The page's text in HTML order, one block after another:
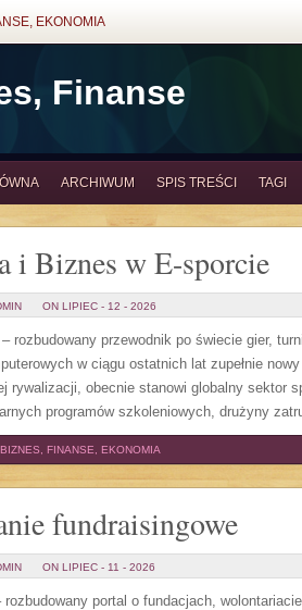
EKONOMIA
Finanse
ARCHIWUM SPIS TREŚCI TAGI
i Biznes w E-sporcie
ON LIPIEC - 12 - 2026
– rozbudowany przewodnik po świecie gier,
w ciągu ostatnich lat zupełnie
rywalizacji, obecnie stanowi globalny sektor
programów szkoleniowych, drużyny
BIZNES, FINANSE, EKONOMIA
fundraisingowe
ON LIPIEC - 11 - 2026
rozbudowany portal o fundacjach,